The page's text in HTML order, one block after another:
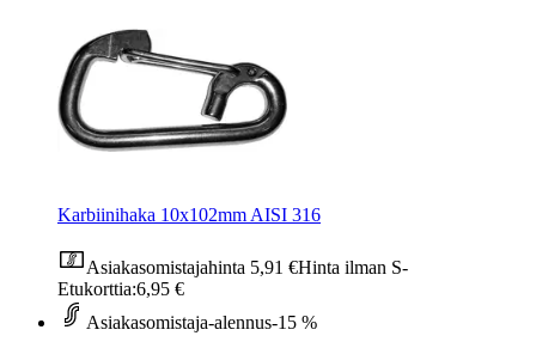
Karbiinihaka 10x102mm AISI 316
Asiakasomistajahinta 5,91 €Hinta ilman S-
Etukorttia:6,95 €
Asiakasomistaja-alennus-15 %